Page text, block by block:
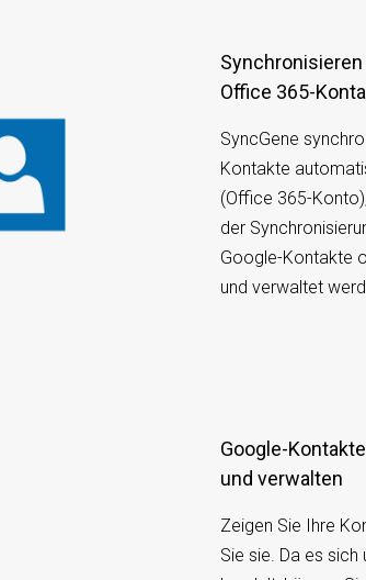
Synchronisieren von Google-Kontakten mit
Office 365-
SyncGene
Kontakte
(Office 365-
der
Google-Kontakte
und verwaltet
Google-Kontakte auf Ihrem Mobilgerät aufrufen
und verwalten
Zeigen Sie Ihre
Sie sie. Da es sich